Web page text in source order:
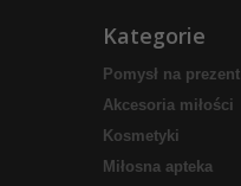
Kategorie
Pomysł na prezent
Akcesoria miłości
Kosmetyki
Miłosna apteka